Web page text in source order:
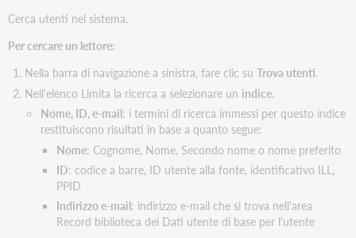
Cerca utenti nel sistema.
Per cercare un lettore:
Nella barra di navigazione a sinistra, fare clic su Trova utenti.
Nell'elenco Limita la ricerca a selezionare un indice.
Nome, ID, e-mail: i termini di ricerca immessi per questo indice
restituiscono risultati in base a quanto segue:
Nome: Cognome, Nome, Secondo nome o nome preferito
ID: codice a barre, ID utente alla fonte, identificativo ILL,
PPID
Indirizzo e-mail: indirizzo e-mail che si trova nell'area
Record biblioteca dei Dati utente di base per l'utente